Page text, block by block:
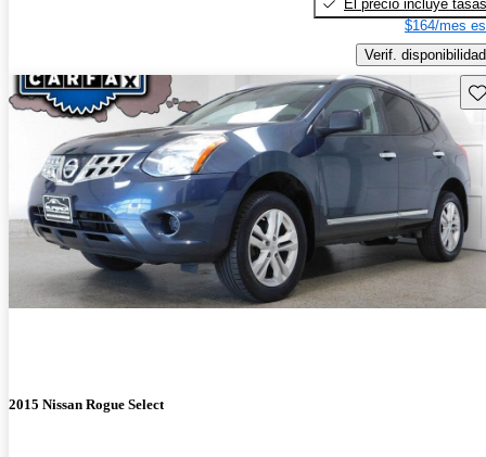
El precio incluye tasas
$164/mes
Verif. disponibilidad
2015 Nissan Rogue Select